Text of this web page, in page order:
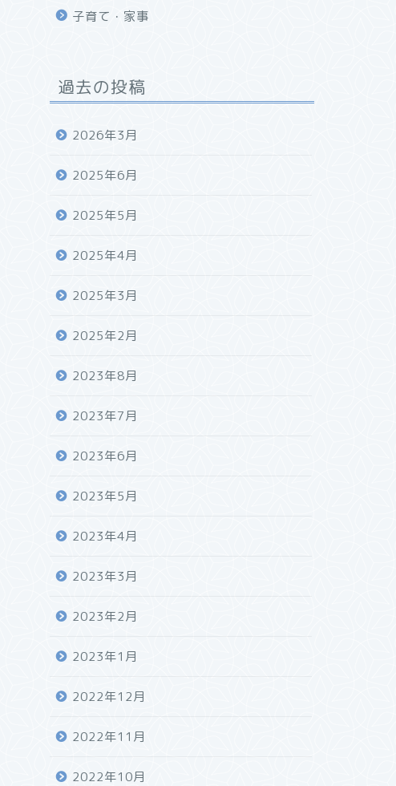
子育て・家事
過去の投稿
2026年3月
2025年6月
2025年5月
2025年4月
2025年3月
2025年2月
2023年8月
2023年7月
2023年6月
2023年5月
2023年4月
2023年3月
2023年2月
2023年1月
2022年12月
2022年11月
2022年10月